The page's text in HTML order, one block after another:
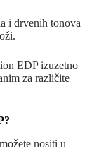
i drvenih tonova
EDP izuzetno
za različite
nositi u